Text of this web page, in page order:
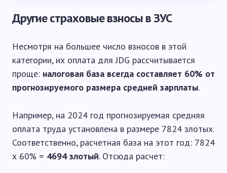
Другие страховые взносы в ЗУС
Несмотря на большее число взносов в этой
категории, их оплата для JDG рассчитывается
проще: налоговая база всегда составляет 60% от
прогнозируемого размера средней зарплаты.
Например, на 2024 год прогнозируемая средняя
оплата труда установлена в размере 7824 злотых.
Соответственно, расчетная база на этот год: 7824
х 60% = 4694 злотый. Отсюда расчет: